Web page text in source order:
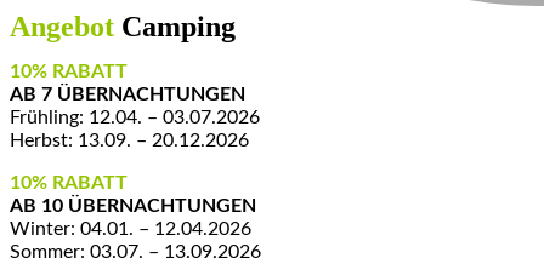
Angebot Camping
10% RABATT
AB 7 ÜBERNACHTUNGEN
Frühling: 12.04. – 03.07.2026
Herbst: 13.09. – 20.12.2026
10% RABATT
AB 10 ÜBERNACHTUNGEN
Winter: 04.01. – 12.04.2026
Sommer: 03.07. – 13.09.2026